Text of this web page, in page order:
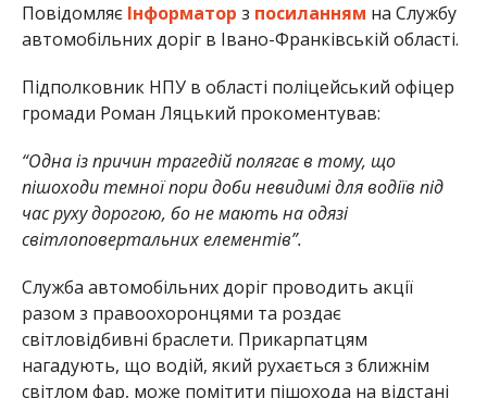
Повідомляє Інформатор з посиланням на Службу
автомобільних доріг в Івано-Франківській області.
Підполковник НПУ в області поліцейський офіцер
громади Роман Ляцький прокоментував:
“Одна із причин трагедій полягає в тому, що
пішоходи темної пори доби невидимі для водіїв під
час руху дорогою, бо не мають на одязі
світлоповертальних елементів”.
Служба автомобільних доріг проводить акції
разом з правоохоронцями та роздає
світловідбивні браслети. Прикарпатцям
нагадують, що водій, який рухається з ближнім
світлом фар, може помітити пішохода на відстані